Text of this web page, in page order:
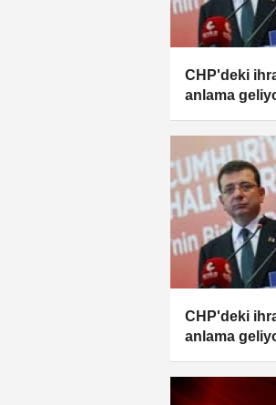
CHP'deki
anlama
CHP'deki
anlama